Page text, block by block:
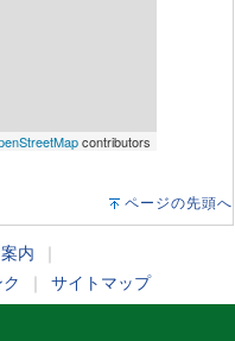
contributors
ページの先頭へ
内
サイトマップ